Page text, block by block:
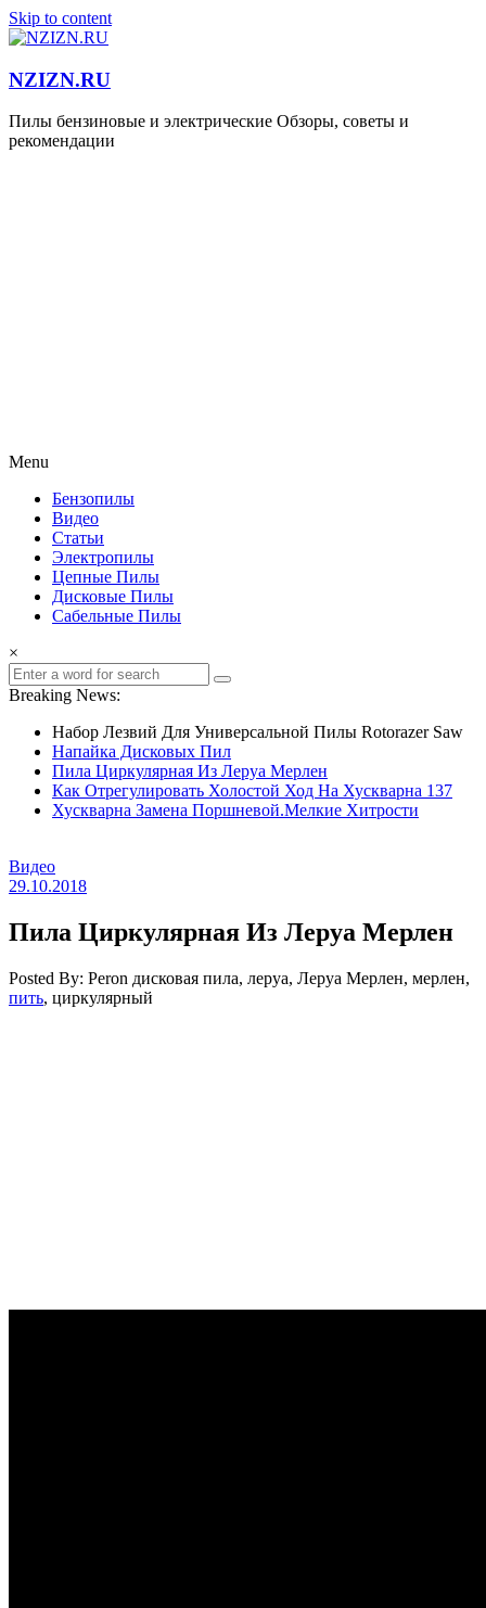
Skip to content
NZIZN.RU
Пилы бензиновые и электрические Обзоры, советы и
рекомендации
Menu
Бензопилы
Видео
Статьи
Электропилы
Цепные Пилы
Дисковые Пилы
Сабельные Пилы
×
Breaking News:
Набор Лезвий Для Универсальной Пилы Rotorazer Saw
Напайка Дисковых Пил
Пила Циркулярная Из Леруа Мерлен
Как Отрегулировать Холостой Ход На Хускварна 137
Хускварна Замена Поршневой.Мелкие Хитрости
Видео
29.10.2018
Пила Циркулярная Из Леруа Мерлен
Posted By: Peron дисковая пила, леруа, Леруа Мерлен, мерлен,
пить, циркулярный